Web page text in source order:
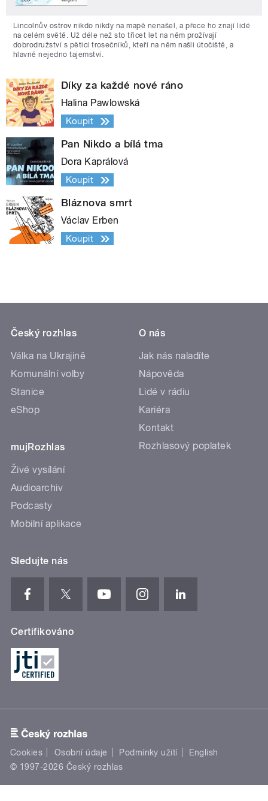
Lincolnův ostrov nikdo nikdy na mapě nenašel, a přece ho znají lidé
na celém světě. Už déle než sto třicet let na něm prožívají
dobrodružství s pěticí trosečníků, kteří na něm našli útočiště, a
hlavně nejedno tajemství.
Díky za každé nové ráno
Halina Pawlowská
Koupit
Pan Nikdo a bílá tma
Dora Kaprálová
Koupit
Bláznova smrt
Václav Erben
Koupit
Český rozhlas
Válka na Ukrajině
Komunální volby
Stanice
eShop
mujRozhlas
Živé vysílání
Audioarchiv
Podcasty
Mobilní aplikace
O nás
Jak nás naladíte
Nápověda
Lidé v rádiu
Kariéra
Kontakt
Rozhlasový poplatek
Sledujte nás
Certifikováno
Cookies Osobní údaje Podmínky užití
English
© 1997-2026 Český rozhlas